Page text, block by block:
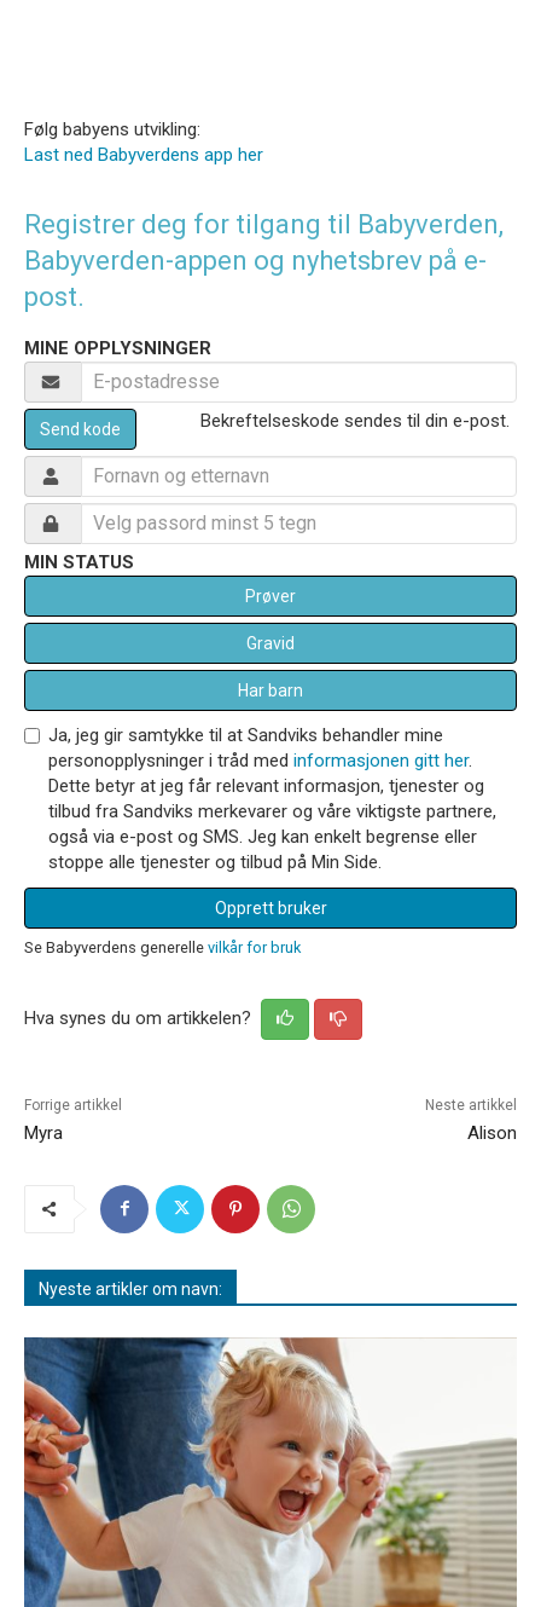
Følg babyens utvikling:
Last ned Babyverdens app her
Registrer deg for tilgang til Babyverden,
Babyverden-appen og nyhetsbrev på e-
post.
MINE OPPLYSNINGER
Send kode Bekreftelseskode sendes til din e-post.
MIN STATUS
Prøver
Gravid
Har barn
Ja, jeg gir samtykke til at Sandviks behandler mine
personopplysninger i tråd med informasjonen gitt her.
Dette betyr at jeg får relevant informasjon, tjenester og
tilbud fra Sandviks merkevarer og våre viktigste partnere,
også via e-post og SMS. Jeg kan enkelt begrense eller
stoppe alle tjenester og tilbud på Min Side.
Opprett bruker
Se Babyverdens generelle vilkår for bruk
Hva synes du om artikkelen?
Forrige artikkel
Myra
Neste artikkel
Alison
Nyeste artikler om navn: